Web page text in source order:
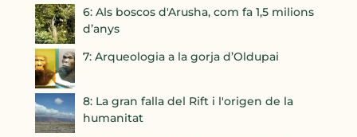
6: Als boscos d'Arusha, com fa 1,5 milions
d’anys
7: Arqueologia a la gorja d’Oldupai
8: La gran falla del Rift i l'origen de la
humanitat